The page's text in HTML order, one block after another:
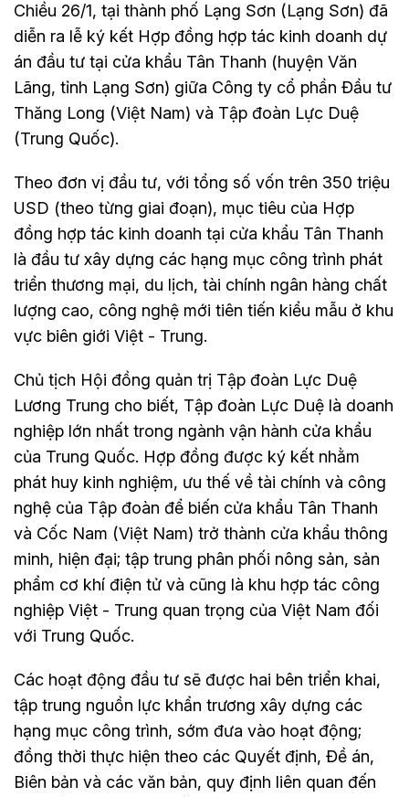
Chiều 26/1, tại thành phố Lạng Sơn (Lạng Sơn) đã
diễn ra lễ ký kết Hợp đồng hợp tác kinh doanh dự
án đầu tư tại cửa khẩu Tân Thanh (huyện Văn
Lãng, tỉnh Lạng Sơn) giữa Công ty cổ phần Đầu tư
Thăng Long (Việt Nam) và Tập đoàn Lực Duệ
(Trung Quốc).
Theo đơn vị đầu tư, với tổng số vốn trên 350 triệu
USD (theo từng giai đoạn), mục tiêu của Hợp
đồng hợp tác kinh doanh tại cửa khẩu Tân Thanh
là đầu tư xây dựng các hạng mục công trình phát
triển thương mại, du lịch, tài chính ngân hàng chất
lượng cao, công nghệ mới tiên tiến kiểu mẫu ở khu
vực biên giới Việt - Trung.
Chủ tịch Hội đồng quản trị Tập đoàn Lực Duệ
Lương Trung cho biết, Tập đoàn Lực Duệ là doanh
nghiệp lớn nhất trong ngành vận hành cửa khẩu
của Trung Quốc. Hợp đồng được ký kết nhằm
phát huy kinh nghiệm, ưu thế về tài chính và công
nghệ của Tập đoàn để biến cửa khẩu Tân Thanh
và Cốc Nam (Việt Nam) trở thành cửa khẩu thông
minh, hiện đại; tập trung phân phối nông sản, sản
phẩm cơ khí điện tử và cũng là khu hợp tác công
nghiệp Việt - Trung quan trọng của Việt Nam đối
với Trung Quốc.
Các hoạt động đầu tư sẽ được hai bên triển khai,
tập trung nguồn lực khẩn trương xây dựng các
hạng mục công trình, sớm đưa vào hoạt động;
đồng thời thực hiện theo các Quyết định, Đề án,
Biên bản và các văn bản, quy định liên quan đến